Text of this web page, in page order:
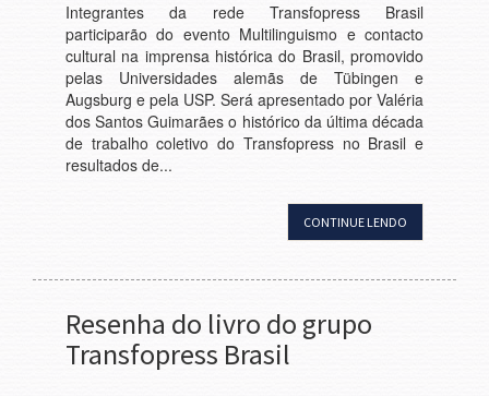
Integrantes da rede Transfopress Brasil
participarão do evento Multilinguismo e contacto
cultural na imprensa histórica do Brasil, promovido
pelas Universidades alemãs de Tübingen e
Augsburg e pela USP. Será apresentado por Valéria
dos Santos Guimarães o histórico da última década
de trabalho coletivo do Transfopress no Brasil e
resultados de...
CONTINUE LENDO
Resenha do livro do grupo
Transfopress Brasil